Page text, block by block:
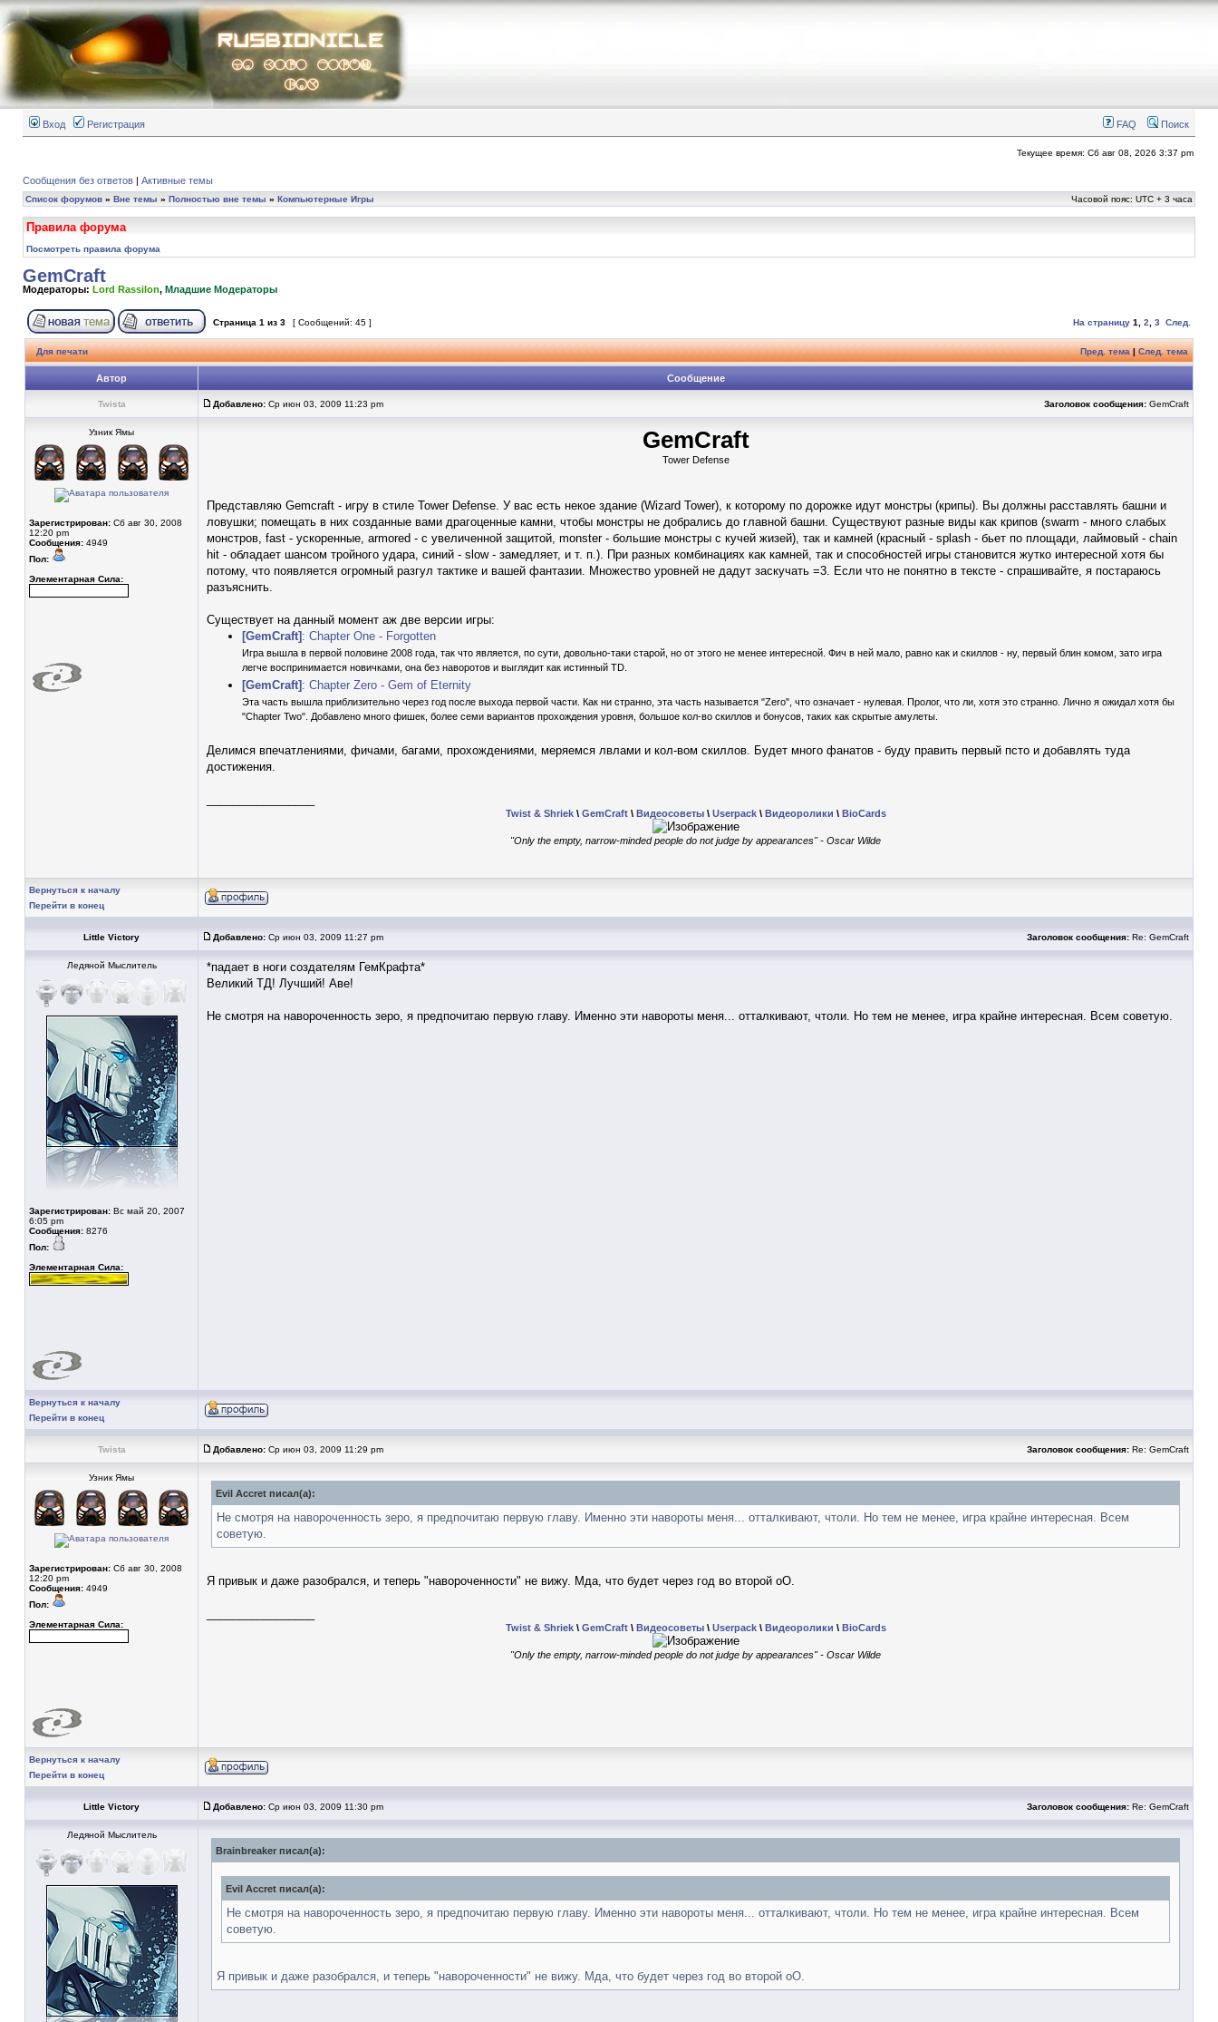
Вход Регистрация FAQ Поиск
Текущее время: Сб авг 08, 2026 3:37 pm
Сообщения без ответов | Активные темы
Список форумов » Вне темы » Полностью вне темы » Компьютерные Игры Часовой пояс: UTC + 3 часа
Правила форума
Посмотреть правила форума
GemCraft
Модераторы: Lord Rassilon, Младшие Модераторы
Страница 1 из 3 [ Сообщений: 45 ] На страницу 1 2 3 След.
Для печати Пред. тема|След. тема
Автор Сообщение
Twista Добавлено: Ср июн 03, 2009 11:23 pm Заголовок сообщения: GemCraft
Узник Ямы
Зарегистрирован: Сб авг 30, 2008
12:20 pm
Сообщения: 4949
Пол:
Элементарная Сила:
GemCraft
Tower Defense
Представляю Gemcraft - игру в стиле Tower Defense. У вас есть некое здание (Wizard Tower), к которому по дорожке идут монстры (крипы). Вы должны расставлять башни и
ловушки; помещать в них созданные вами драгоценные камни, чтобы монстры не добрались до главной башни. Существуют разные виды как крипов (swarm - много слабых
монстров, fast - ускоренные, armored - с увеличенной защитой, monster - большие монстры с кучей жизей), так и камней (красный - splash - бьет по площади, лаймовый - chain
hit - обладает шансом тройного удара, синий - slow - замедляет, и т. п.). При разных комбинациях как камней, так и способностей игры становится жутко интересной хотя бы
потому, что появляется огромный разгул тактике и вашей фантазии. Множество уровней не дадут заскучать =3. Если что не понятно в тексте - спрашивайте, я постараюсь
разъяснить.
Существует на данный момент аж две версии игры:
[GemCraft] : Chapter One - Forgotten
Игра вышла в первой половине 2008 года, так что является, по сути, довольно-таки старой, но от этого не менее интересной. Фич в ней мало, равно как и скиллов - ну, первый блин комом, зато игра
легче воспринимается новичками, она без наворотов и выглядит как истинный TD.
[GemCraft] : Chapter Zero - Gem of Eternity
Эта часть вышла приблизительно через год после выхода первой части. Как ни странно, эта часть называется "Zero", что означает - нулевая. Пролог, что ли, хотя это странно. Лично я ожидал хотя бы
"Chapter Two". Добавлено много фишек, более семи вариантов прохождения уровня, большое кол-во скиллов и бонусов, таких как скрытые амулеты.
Делимся впечатлениями, фичами, багами, прохождениями, меряемся лвлами и кол-вом скиллов. Будет много фанатов - буду править первый псто и добавлять туда
достижения.
Twist & Shriek\ GemCraft\ Видеосоветы\ Userpack\ Видеоролики \ BioCards
"Only the empty, narrow-minded people do not judge by appearances" - Oscar Wilde
Вернуться к началу
Перейти в конец
Little Victory Добавлено: Ср июн 03, 2009 11:27 pm Заголовок сообщения: Re: GemCraft
Ледяной Мыслитель
Зарегистрирован: Вс май 20, 2007
6:05 pm
Сообщения: 8276
Пол:
Элементарная Сила:
*падает в ноги создателям ГемКрафта*
Великий ТД! Лучший! Аве!
Не смотря на навороченность зеро, я предпочитаю первую главу. Именно эти навороты меня... отталкивают, чтоли. Но тем не менее, игра крайне интересная. Всем советую.
Вернуться к началу
Перейти в конец
Twista Добавлено: Ср июн 03, 2009 11:29 pm Заголовок сообщения: Re: GemCraft
Узник Ямы
Зарегистрирован: Сб авг 30, 2008
12:20 pm
Сообщения: 4949
Пол:
Элементарная Сила:
Evil Accret писал(а):
Не смотря на навороченность зеро, я предпочитаю первую главу. Именно эти навороты меня... отталкивают, чтоли. Но тем не менее, игра крайне интересная. Всем
советую.
Я привык и даже разобрался, и теперь "навороченности" не вижу. Мда, что будет через год во второй оО.
Twist & Shriek\ GemCraft\ Видеосоветы\ Userpack\ Видеоролики \ BioCards
"Only the empty, narrow-minded people do not judge by appearances" - Oscar Wilde
Вернуться к началу
Перейти в конец
Little Victory Добавлено: Ср июн 03, 2009 11:30 pm Заголовок сообщения: Re: GemCraft
Ледяной Мыслитель
Brainbreaker писал(а):
Evil Accret писал(а):
Не смотря на навороченность зеро, я предпочитаю первую главу. Именно эти навороты меня... отталкивают, чтоли. Но тем не менее, игра крайне интересная. Всем
советую.
Я привык и даже разобрался, и теперь "навороченности" не вижу. Мда, что будет через год во второй оО.